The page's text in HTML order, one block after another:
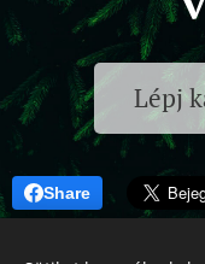
Lépj
Share